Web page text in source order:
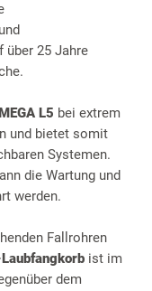
über 25 Jahre
L5 bei extrem
und bietet somit
Systemen.
die Wartung und
werden.
Fallrohren
ist im
dem